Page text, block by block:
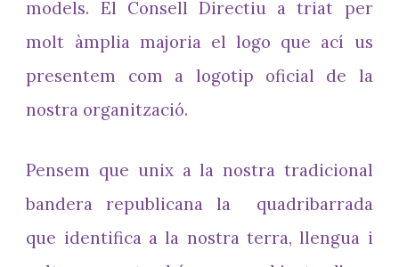
models. El Consell Directiu a triat per
molt àmplia majoria el logo que ací us
presentem com a logotip oficial de la
nostra organització.
Pensem que unix a la nostra tradicional
bandera republicana la quadribarrada
que identifica a la nostra terra, llengua i